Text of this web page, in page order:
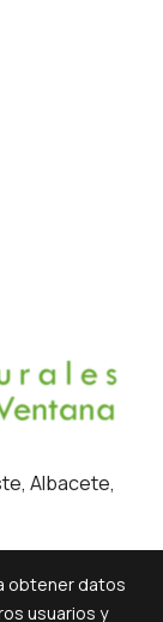
Albacete,
obtener datos
usuarios y